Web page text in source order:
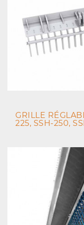
GRILLE
225, SSH-250,